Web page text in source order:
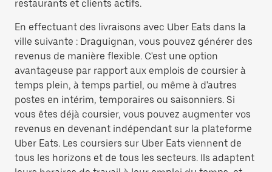
restaurants et clients actifs.
En effectuant des livraisons avec Uber Eats dans la
ville suivante : Draguignan, vous pouvez générer des
revenus de manière flexible. C'est une option
avantageuse par rapport aux emplois de coursier à
temps plein, à temps partiel, ou même à d'autres
postes en intérim, temporaires ou saisonniers. Si
vous êtes déjà coursier, vous pouvez augmenter vos
revenus en devenant indépendant sur la plateforme
Uber Eats. Les coursiers sur Uber Eats viennent de
tous les horizons et de tous les secteurs. Ils adaptent